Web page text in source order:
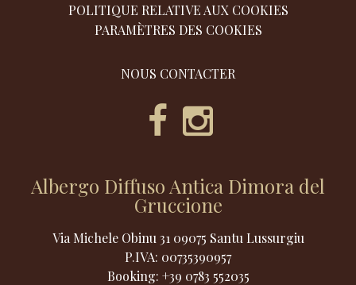
POLITIQUE RELATIVE AUX COOKIES
PARAMÈTRES DES COOKIES
NOUS CONTACTER
Albergo Diffuso Antica Dimora del
Gruccione
Via Michele Obinu 31 09075 Santu Lussurgiu
P.IVA: 00735390957
Booking: +39 0783 552035